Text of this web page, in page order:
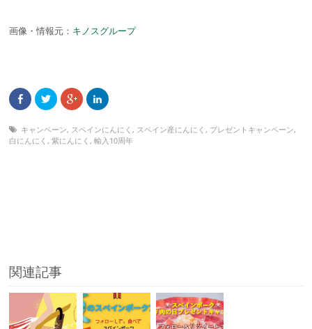
画像・情報元： キノスグループ
キャンペーン, スペインにんにく, スペイン産にんにく, プレゼントキャンペーン,
白にんにく,紫にんにく,輸入10周年
関連記事